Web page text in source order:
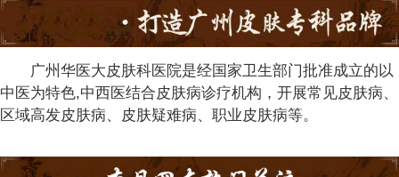
广州华医大皮肤科医院是经国家卫生部门批准成立的以
中医为特色,中西医结合皮肤病诊疗机构，开展常见皮肤病、
区域高发皮肤病、皮肤疑难病、职业皮肤病等。